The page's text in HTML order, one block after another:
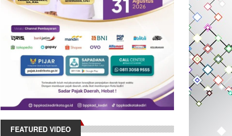
FEATURED VIDEO